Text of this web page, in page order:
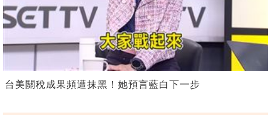
台美關稅成果頻遭抹黑！她預言藍白下一步